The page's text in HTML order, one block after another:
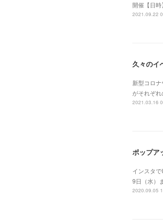
開催【日
2021.09.22
久々のイ
新型コロ
がそれぞ
2021.03.16
ポップア
インスタ
9日（水）
2020.09.05